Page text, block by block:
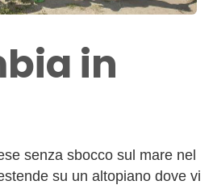
in
senza sbocco sul mare nel
su un altopiano dove vi